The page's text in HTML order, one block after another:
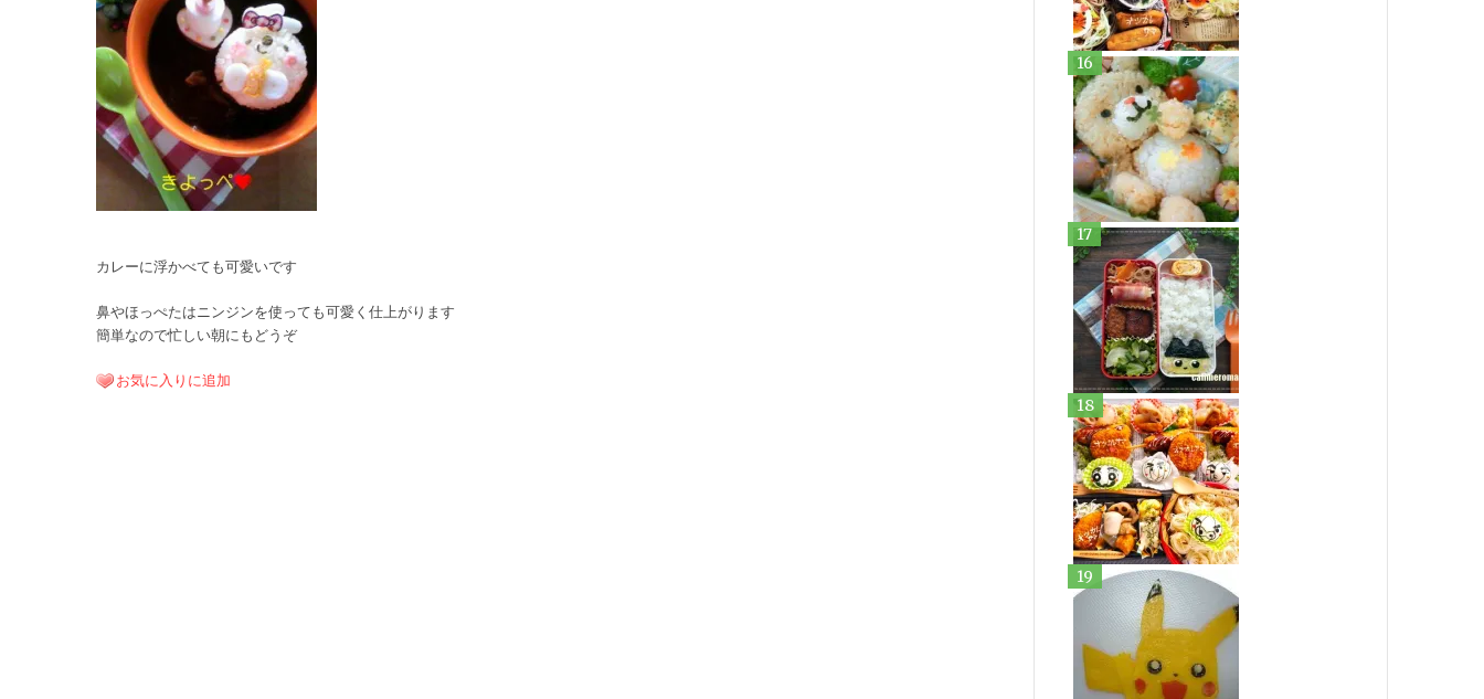
カレーに浮かべても可愛いです
鼻やほっぺたはニンジンを使っても可愛く仕上がります
簡単なので忙しい朝にもどうぞ
お気に入りに追加